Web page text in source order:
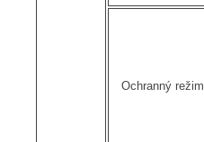
Ochranný režim